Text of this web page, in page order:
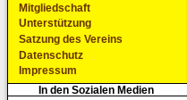
Mitgliedschaft
Unterstützung
Satzung des Vereins
Datenschutz
Impressum
In den Sozialen Medien